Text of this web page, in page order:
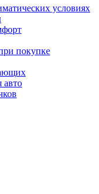
условиях
покупке
авто